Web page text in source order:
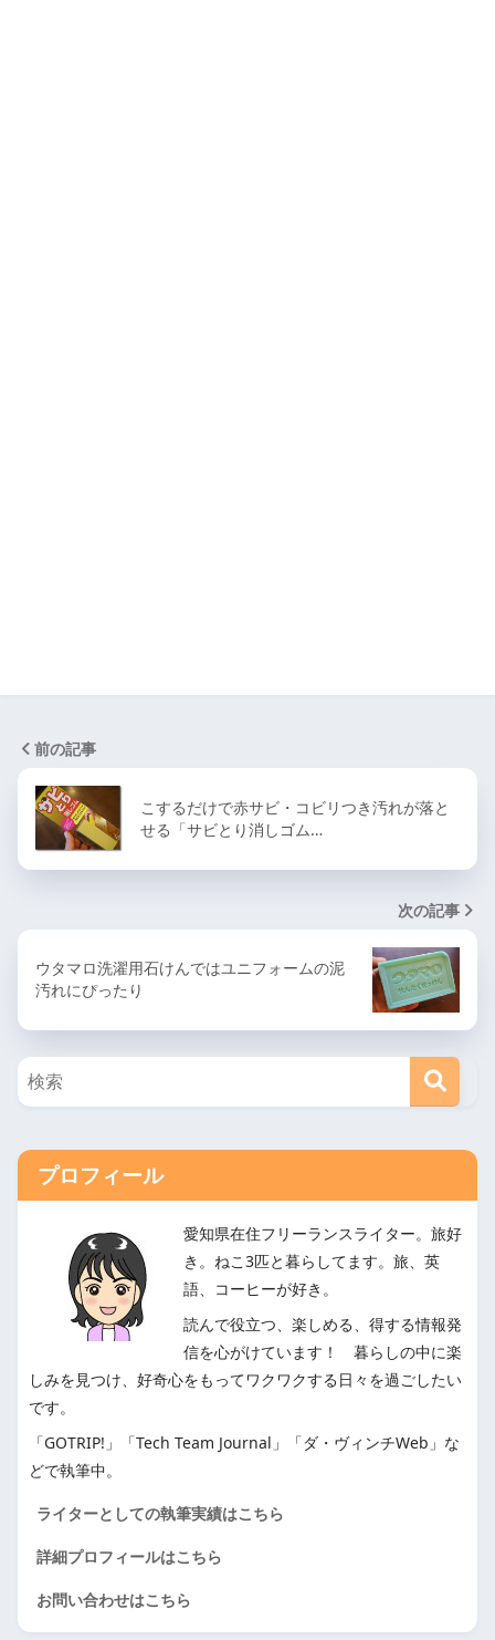
前の記事
こするだけで赤サビ・コビリつき汚れが落と
せる「サビとり消しゴム…
次の記事
ウタマロ洗濯用石けんではユニフォームの泥
汚れにぴったり
プロフィール
愛知県在住フリーランスライター。旅好
き。ねこ3匹と暮らしてます。旅、英
語、コーヒーが好き。
読んで役立つ、楽しめる、得する情報発
信を心がけています！ 暮らしの中に楽
しみを見つけ、好奇心をもってワクワクする日々を過ごしたい
です。
「GOTRIP!」「Tech Team Journal」「ダ・ヴィンチWeb」な
どで執筆中。
ライターとしての執筆実績はこちら
詳細プロフィールはこちら
お問い合わせはこちら